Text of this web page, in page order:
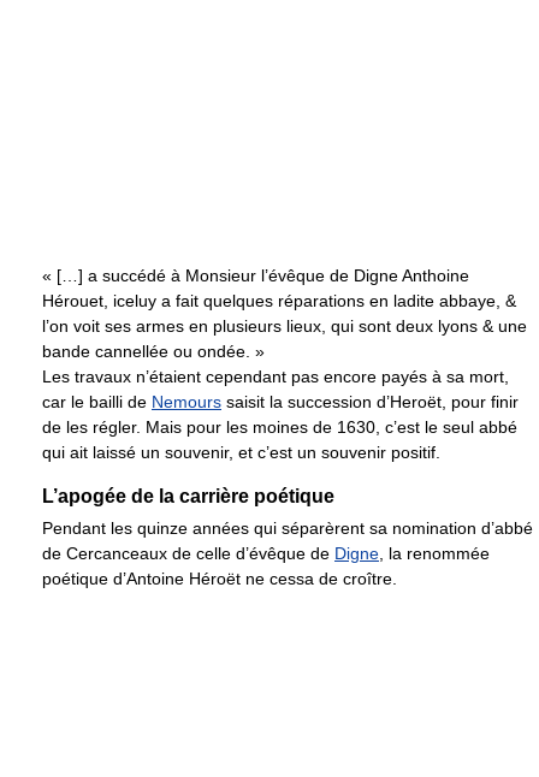
« […] a succédé à Monsieur l’évêque de Digne Anthoine
Hérouet, iceluy a fait quelques réparations en ladite abbaye, &
l’on voit ses armes en plusieurs lieux, qui sont deux lyons & une
bande cannellée ou ondée. »
Les travaux n’étaient cependant pas encore payés à sa mort,
car le bailli de Nemours saisit la succession d’Heroët, pour finir
de les régler. Mais pour les moines de 1630, c’est le seul abbé
qui ait laissé un souvenir, et c’est un souvenir positif.
L’apogée de la carrière poétique
Pendant les quinze années qui séparèrent sa nomination d’abbé
de Cercanceaux de celle d’évêque de Digne, la renommée
poétique d’Antoine Héroët ne cessa de croître.